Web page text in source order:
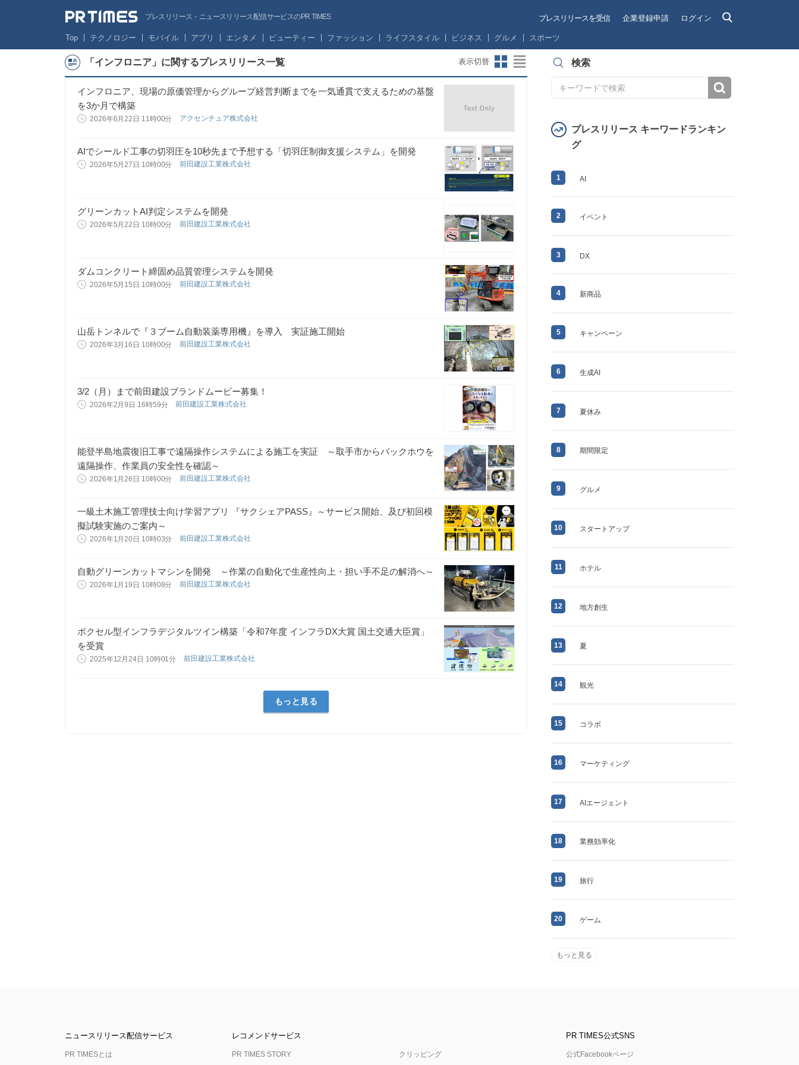
プレスリリース・ニュースリリース配信サービスのPR TIMES プレスリリースを受信 企業登録申請 ログイン
Top テクノロジー モバイル アプリ エンタメ ビューティー ファッション ライフスタイル ビジネス グルメ スポーツ
「インフロニア」に関するプレスリリース一覧 表示切替
インフロニア、現場の原価管理からグループ経営判断までを一気通貫で支えるための基盤
を3か月で構築
2026年6月22日 11時00分 アクセンチュア株式会社
AIでシールド工事の切羽圧を10秒先まで予想する「切羽圧制御支援システム」を開発
2026年5月27日 10時00分 前田建設工業株式会社
グリーンカットAI判定システムを開発
2026年5月22日 10時00分 前田建設工業株式会社
ダムコンクリート締固め品質管理システムを開発
2026年5月15日 10時00分 前田建設工業株式会社
山岳トンネルで『３ブーム自動装薬専用機』を導入 実証施工開始
2026年3月16日 10時00分 前田建設工業株式会社
3/2（月）まで前田建設ブランドムービー募集！
2026年2月9日 16時59分 前田建設工業株式会社
能登半島地震復旧工事で遠隔操作システムによる施工を実証 ～取手市からバックホウを
遠隔操作、作業員の安全性を確認～
2026年1月26日 10時00分 前田建設工業株式会社
一級土木施工管理技士向け学習アプリ 『サクシェアPASS』～サービス開始、及び初回模
擬試験実施のご案内～
2026年1月20日 10時03分 前田建設工業株式会社
自動グリーンカットマシンを開発 ～作業の自動化で生産性向上・担い手不足の解消へ～
2026年1月19日 10時08分 前田建設工業株式会社
ボクセル型インフラデジタルツイン構築「令和7年度 インフラDX大賞 国土交通大臣賞」
を受賞
2025年12月24日 10時01分 前田建設工業株式会社
もっと見る
検索
プレスリリース キーワードランキン
グ
1 AI
2 イベント
3 DX
4 新商品
5 キャンペーン
6 生成AI
7 夏休み
8 期間限定
9 グルメ
10 スタートアップ
11 ホテル
12 地方創生
13 夏
14 観光
15 コラボ
16 マーケティング
17 AIエージェント
18 業務効率化
19 旅行
20 ゲーム
もっと見る
ニュースリリース配信サービス
PR TIMESとは
レコメンドサービス
PR TIMES STORY クリッピング
PR TIMES公式SNS
公式Facebookページ